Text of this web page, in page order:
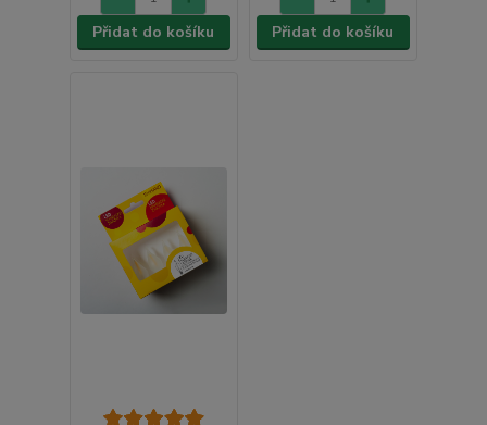
Přidat do košíku Přidat do košíku